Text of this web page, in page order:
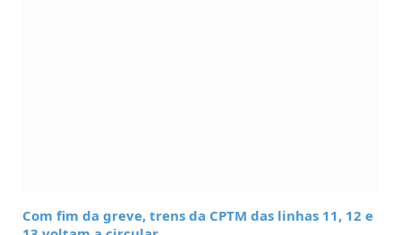
Com fim da greve, trens da CPTM das linhas 11, 12 e